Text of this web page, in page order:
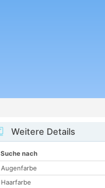
Weitere Details
Suche nach
Augenfarbe
Haarfarbe